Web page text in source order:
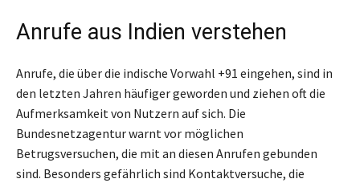
Anrufe aus Indien verstehen
Anrufe, die über die indische Vorwahl +91 eingehen, sind in
den letzten Jahren häufiger geworden und ziehen oft die
Aufmerksamkeit von Nutzern auf sich. Die
Bundesnetzagentur warnt vor möglichen
Betrugsversuchen, die mit an diesen Anrufen gebunden
sind. Besonders gefährlich sind Kontaktversuche, die